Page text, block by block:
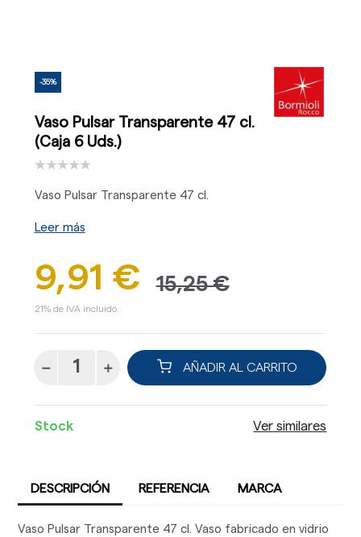
-35%
Vaso Pulsar Transparente 47 cl.
(Caja 6 Uds.)
Vaso Pulsar Transparente 47 cl.
Leer más
9,91 € 15,25 €
21% de IVA incluido.
AÑADIR AL CARRITO
Stock Ver similares
DESCRIPCIÓN REFERENCIA MARCA
Vaso Pulsar Transparente 47 cl. Vaso fabricado en vidrio